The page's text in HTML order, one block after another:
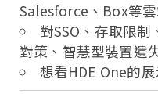
Salesforce、Box等
對SSO、存取限
對策、智慧型裝置遺
想看HDE One的